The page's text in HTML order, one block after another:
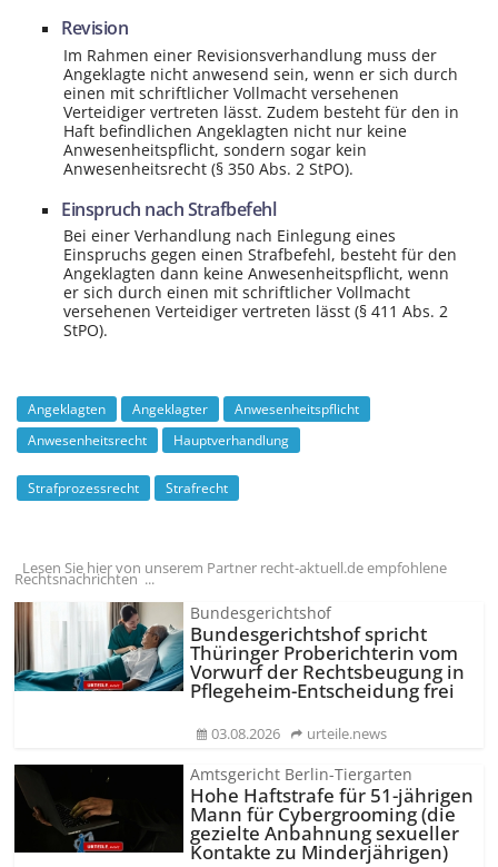
Revision
Im Rahmen einer Revisionsverhandlung muss der
Angeklagte nicht anwesend sein, wenn er sich durch
einen mit schriftlicher Vollmacht versehenen
Verteidiger vertreten lässt. Zudem besteht für den in
Haft befindlichen Angeklagten nicht nur keine
Anwesenheitspflicht, sondern sogar kein
Anwesenheitsrecht (§ 350 Abs. 2 StPO).
Einspruch nach Strafbefehl
Bei einer Verhandlung nach Einlegung eines
Einspruchs gegen einen Strafbefehl, besteht für den
Angeklagten dann keine Anwesenheitspflicht, wenn
er sich durch einen mit schriftlicher Vollmacht
versehenen Verteidiger vertreten lässt (§ 411 Abs. 2
StPO).
Angeklagten Angeklagter
Anwesenheitspflicht
Anwesenheitsrecht
Hauptverhandlung
Strafprozessrecht Strafrecht
Lesen Sie hier von unserem Partner recht-aktuell.de empfohlene
Rechtsnachrichten ...
Bundesgerichtshof
Bundesgerichtshof spricht
Thüringer Proberichterin vom
Vorwurf der Rechtsbeugung in
Pflegeheim-Entscheidung frei
03.08.2026 urteile.news
Amtsgericht Berlin-Tiergarten
Hohe Haftstrafe für 51-jährigen
Mann für Cybergrooming (die
gezielte Anbahnung sexueller
Kontakte zu Minderjährigen)